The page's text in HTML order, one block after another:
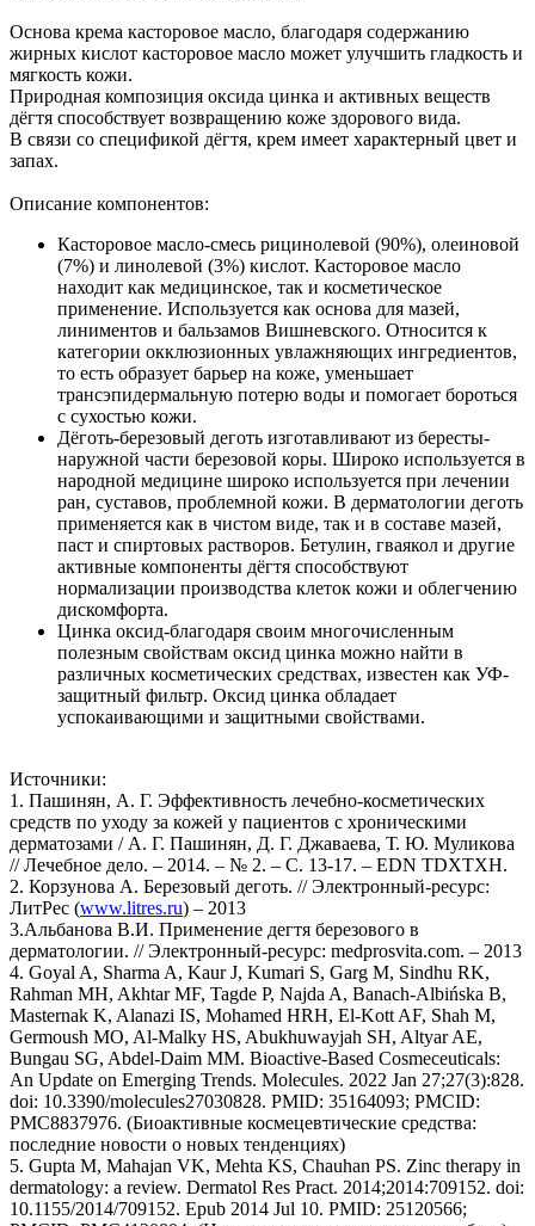
Основа крема касторовое масло, благодаря содержанию
жирных кислот касторовое масло может улучшить гладкость и
мягкость кожи.
Природная композиция оксида цинка и активных веществ
дёгтя способствует возвращению коже здорового вида.
В связи со спецификой дёгтя, крем имеет характерный цвет и
запах.
Описание компонентов:
Касторовое масло-смесь рицинолевой (90%), олеиновой
(7%) и линолевой (3%) кислот. Касторовое масло
находит как медицинское, так и косметическое
применение. Используется как основа для мазей,
линиментов и бальзамов Вишневского. Относится к
категории окклюзионных увлажняющих ингредиентов,
то есть образует барьер на коже, уменьшает
трансэпидермальную потерю воды и помогает бороться
с сухостью кожи.
Дёготь-березовый деготь изготавливают из бересты-
наружной части березовой коры. Широко используется в
народной медицине широко используется при лечении
ран, суставов, проблемной кожи. В дерматологии деготь
применяется как в чистом виде, так и в составе мазей,
паст и спиртовых растворов. Бетулин, гваякол и другие
активные компоненты дёгтя способствуют
нормализации производства клеток кожи и облегчению
дискомфорта.
Цинка оксид-благодаря своим многочисленным
полезным свойствам оксид цинка можно найти в
различных косметических средствах, известен как УФ-
защитный фильтр. Оксид цинка обладает
успокаивающими и защитными свойствами.
Источники:
1. Пашинян, А. Г. Эффективность лечебно-косметических
средств по уходу за кожей у пациентов с хроническими
дерматозами / А. Г. Пашинян, Д. Г. Джаваева, Т. Ю. Муликова
// Лечебное дело. – 2014. – № 2. – С. 13-17. – EDN TDXTXH.
2. Корзунова А. Березовый деготь. // Электронный-ресурс:
ЛитРес (www.litres.ru) – 2013
3.Альбанова В.И. Применение дегтя березового в
дерматологии. // Электронный-ресурс: medprosvita.com. – 2013
4. Goyal A, Sharma A, Kaur J, Kumari S, Garg M, Sindhu RK,
Rahman MH, Akhtar MF, Tagde P, Najda A, Banach-Albińska B,
Masternak K, Alanazi IS, Mohamed HRH, El-Kott AF, Shah M,
Germoush MO, Al-Malky HS, Abukhuwayjah SH, Altyar AE,
Bungau SG, Abdel-Daim MM. Bioactive-Based Cosmeceuticals:
An Update on Emerging Trends. Molecules. 2022 Jan 27;27(3):828.
doi: 10.3390/molecules27030828. PMID: 35164093; PMCID:
PMC8837976. (Биоактивные космецевтические средства:
последние новости о новых тенденциях)
5. Gupta M, Mahajan VK, Mehta KS, Chauhan PS. Zinc therapy in
dermatology: a review. Dermatol Res Pract. 2014;2014:709152. doi:
10.1155/2014/709152. Epub 2014 Jul 10. PMID: 25120566;